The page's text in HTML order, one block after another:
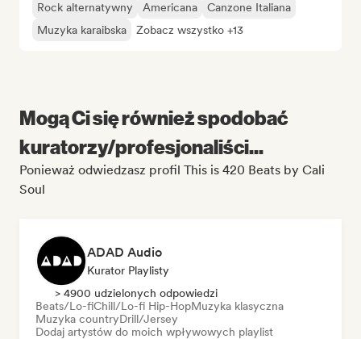
Rock alternatywny
Americana
Canzone Italiana
Muzyka karaibska
Zobacz wszystko +13
Mogą Ci się również spodobać
kuratorzy/profesjonaliści...
Ponieważ odwiedzasz profil This is 420 Beats by Cali
Soul
ADAD Audio
Kurator Playlisty
> 4900 udzielonych odpowiedzi
Beats/Lo-fiChill/Lo-fi Hip-HopMuzyka klasyczna
Muzyka countryDrill/Jersey
Dodaj artystów do moich wpływowych playlist